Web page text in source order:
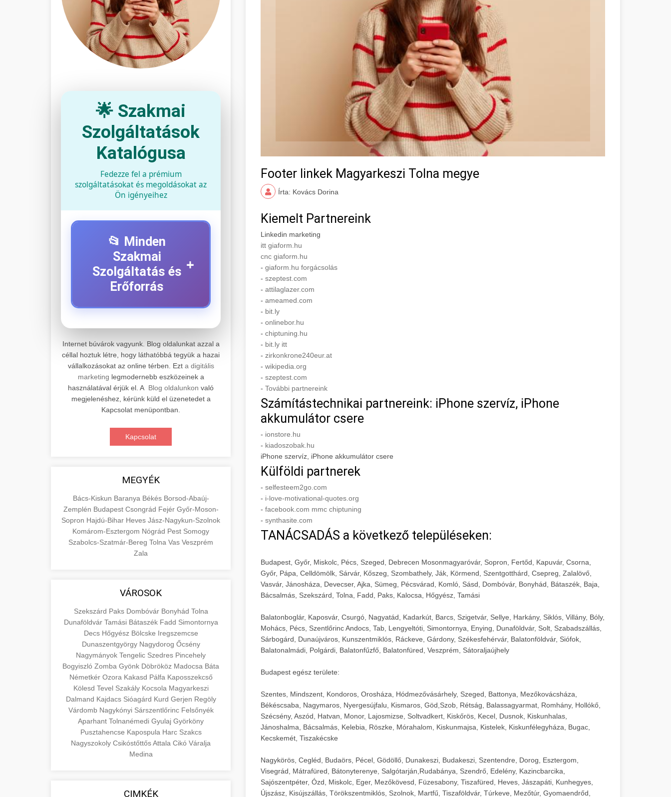
🌟 Szakmai
Szolgáltatások
Katalógusa
Fedezze fel a prémium
szolgáltatásokat és megoldásokat az
Ön igényeihez
📂 Minden
Szakmai
Szolgáltatás és
Erőforrás
+
+
Professzionális elektromos roller
javítási és karbantartási szolgáltatások.
Szakértő technikusaink minőségi
szervízt nyújtanak minden jelentős
márkához és modellhez.
Szervizközpont Látogatása
📊 2. Online Marketing
Ügynökség
+
Átfogó online marketing
közösségi média kezelést és digitális
hirdetéseket. Növekedés elérése
aimarketingugynokseg.hu
digitális ügynökségi szolgáltatások
🛴 3. Legjobb
Elektromos Roller
elektromos rollereket. Hasonlítsa össze
árakat megalapozott vásárlási
döntéshez.
Legjobb Modellek
Megtekintése
🔗 4. Prémium
Magas minőségű backlink beszerzési
szolgáltatások webhelye autoritásának
és keresőmotoros rangsorolásának
növeléséhez. Csak fehér kalapú
aimarketingugynokseg.hu
minőségi backlink szolgáltatás
📦 5. Termékek és
Szolgáltatások
+
fogalmait a közgazdaságtanban és az
üzleti életben. Ismerje meg a
terméktípusokat és szolgáltatási
kategóriákat.
en.wikipedia.org
gazdasági koncepciók
💶 6. EU-s Pénzek
Információk az EU finanszírozási
lehetőségeiről, pályázatokról és
pénzügyi támogatási programokról.
Maradjon tájékozott a vállalkozások és
projektek számára elérhető
forrásokról.
kozter.com - EU-s pénzek
EU pályázati programok
🚀 7. SEO Ügynökség +
Szakértő keresőmotor-optimalizálási
szolgáltatások webhelye
láthatóságának és organikus
forgalmának javításához. Technikai
SEO, tartalom optimalizálás és még sok
más.
onlinemarketing101.biz
keresési optimalizálási szakértők
💎 8. Mellplasztika +
Professzionális mellnagyobbítási
szolgáltatások tapasztalt sebészekkel.
Tudjon meg többet az eljárásokról, a
gyógyulásról és a konzultációs
lehetőségekről az esztétikai
fejlesztéshez.
✨ 9. Hasplasztika +
Szakértő hasplasztikai eljárások
laposabb, feszesebb has eléréséhez.
Konzultáció minősített plasztikai
szeptest.com
👁️ 10. Szemhéjplasztika +
📈 11. Paciensek
Internet búvárok vagyunk. Blog oldalunkat azzal a
céllal hoztuk létre, hogy láthatóbbá tegyük a hazai
vállalkozásokat az online térben. Ezt a digitális
marketing legmodernebb eszközeinek a
használatával érjük el. A Blog oldalunkon való
megjelenéshez, kérünk küld el üzenetedet a
Kapcsolat menüpontban.
Kapcsolat
MEGYÉK
Bács-Kiskun Baranya Békés Borsod-Abaúj-
Zemplén Budapest Csongrád Fejér Győr-Moson-
Sopron Hajdú-Bihar Heves Jász-Nagykun-Szolnok
Komárom-Esztergom Nógrád Pest Somogy
Szabolcs-Szatmár-Bereg Tolna Vas Veszprém
Zala
VÁROSOK
Szekszárd Paks Dombóvár Bonyhád Tolna
Dunaföldvár Tamási Bátaszék Fadd Simontornya
Decs Hőgyész Bölcske Iregszemcse
Dunaszentgyörgy Nagydorog Őcsény
Nagymányok Tengelic Szedres Pincehely
Bogyiszló Zomba Gyönk Döbrököz Madocsa Báta
Németkér Ozora Kakasd Pálfa Kaposszekcső
Kölesd Tevel Szakály Kocsola Magyarkeszi
Dalmand Kajdacs Sióagárd Kurd Gerjen Regöly
Várdomb Nagykónyi Sárszentlőrinc Felsőnyék
Aparhant Tolnanémedi Gyulaj Györköny
Pusztahencse Kapospula Harc Szakcs
Nagyszokoly CsikóstőttősAttala Cikó Váralja
Medina
CIMKÉK
Footer linkek Magyarkeszi Tolna megye
Írta: Kovács Dorina
Kiemelt Partnereink
Linkedin marketing
itt giaform.hu
cnc giaform.hu
- giaform.hu forgácsolás
- szeptest.com
- attilaglazer.com
- ameamed.com
- bit.ly
- onlinebor.hu
- chiptuning.hu
- bit.ly itt
- zirkonkrone240eur.at
- wikipedia.org
- szeptest.com
- További partnereink
Számítástechnikai partnereink: iPhone szervíz, iPhone
akkumulátor csere
- ionstore.hu
- kiadoszobak.hu
iPhone szervíz, iPhone akkumulátor csere
Külföldi partnerek
- selfesteem2go.com
- i-love-motivational-quotes.org
- facebook.com mmc chiptuning
- synthasite.com
TANÁCSADÁS a következő településeken:
Budapest, Győr, Miskolc, Pécs, Szeged, Debrecen Mosonmagyaróvár, Sopron, Fertőd, Kapuvár, Csorna,
Győr, Pápa, Celldömölk, Sárvár, Kőszeg, Szombathely, Ják, Körmend, Szentgotthárd, Csepreg, Zalalövő,
Vasvár, Jánosháza, Devecser, Ajka, Sümeg, Pécsvárad, Komló, Sásd, Dombóvár, Bonyhád, Bátaszék, Baja,
Bácsalmás, Szekszárd, Tolna, Fadd, Paks, Kalocsa, Hőgyész, Tamási
Balatonboglár, Kaposvár, Csurgó, Nagyatád, Kadarkút, Barcs, Szigetvár, Sellye, Harkány, Siklós, Villány, Bóly,
Mohács, Pécs, Szentlőrinc Andocs, Tab, Lengyeltóti, Simontornya, Enying, Dunaföldvár, Solt, Szabadszállás,
Sárbogárd, Dunaújváros, Kunszentmiklós, Ráckeve, Gárdony, Székesfehérvár, Balatonföldvár, Siófok,
Balatonalmádi, Polgárdi, Balatonfűzfő, Balatonfüred, Veszprém, Sátoraljaújhely
Budapest egész területe:
Szentes, Mindszent, Kondoros, Orosháza, Hódmezővásárhely, Szeged, Battonya, Mezőkovácsháza,
Békéscsaba, Nagymaros, Nyergesújfalu, Kismaros, Göd,Szob, Rétság, Balassagyarmat, Romhány, Hollókő,
Szécsény, Aszód, Hatvan, Monor, Lajosmizse, Soltvadkert, Kiskőrös, Kecel, Dusnok, Kiskunhalas,
Jánoshalma, Bácsalmás, Kelebia, Röszke, Mórahalom, Kiskunmajsa, Kistelek, Kiskunfélegyháza, Bugac,
Kecskemét, Tiszakécske
Nagykörös, Cegléd, Budaörs, Pécel, Gödöllő, Dunakeszi, Budakeszi, Szentendre, Dorog, Esztergom,
Visegrád, Mátrafüred, Bátonyterenye, Salgótarján,Rudabánya, Szendrő, Edelény, Kazincbarcika,
Sajószentpéter, Ózd, Miskolc, Eger, Mezőkövesd, Füzesabony, Tiszafüred, Heves, Jászapáti, Kunhegyes,
Újszász, Kisújszállás, Törökszentmiklós, Szolnok, Martfű, Tiszaföldvár, Túrkeve, Mezőtúr, Gyomaendrőd,